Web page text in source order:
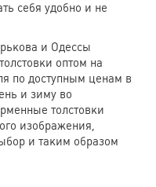
себя удобно и не
и Одессы
оптом на
по доступным ценам в
и зиму во
толстовки
изображения,
и таким образом